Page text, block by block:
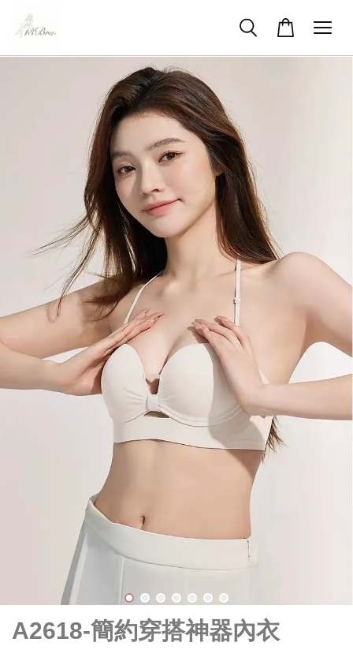
A2618-簡約穿搭神器內衣